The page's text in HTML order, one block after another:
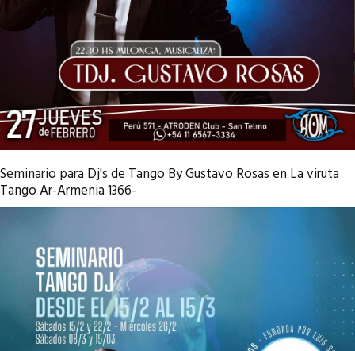
Seminario para Dj's de Tango By Gustavo Rosas en La viruta
Tango Ar-Armenia 1366-